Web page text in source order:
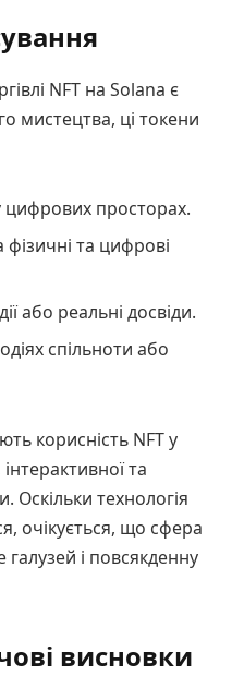
NFT на Solana є
мистецтва, ці токени
цифрових просторах.
фізичні та цифрові
або реальні досвіди.
спільноти або
корисність NFT у
та
Оскільки технологія
очікується, що сфера
і повсякденну
висновки